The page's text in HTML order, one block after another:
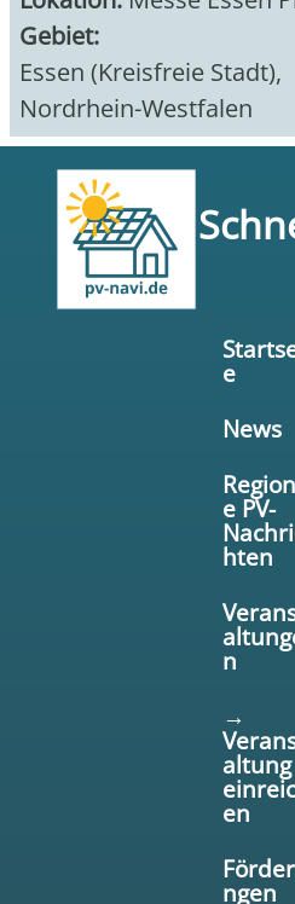
Gebiet:
Essen (Kreisfreie Stadt),
Nordrhein-Westfalen
e
News
e PV-
hten
n
→
altung
en
ngen